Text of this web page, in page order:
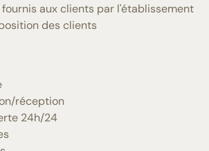
aux clients par l'établissement
des clients
réception
24h/24